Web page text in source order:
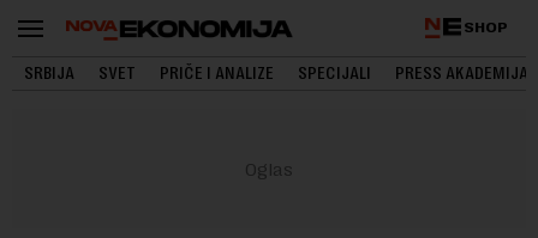
SHOP
SRBIJA SVET PRIČE I ANALIZE SPECIJALI PRESS AKADEMIJA